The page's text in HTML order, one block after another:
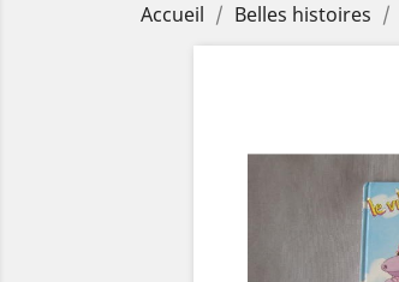
Accueil Belles histoires